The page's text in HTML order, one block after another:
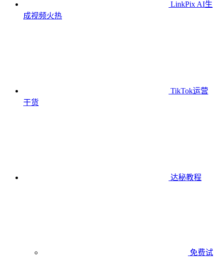
LinkPix AI生
成视频火热
TikTok运营
干货
达秘教程
免费试